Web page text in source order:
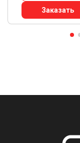
Заказать